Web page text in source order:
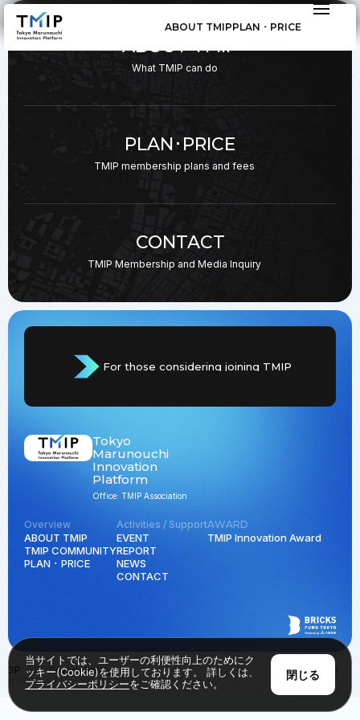
ABOUT TMIPPLAN ･ PRICE
ABOUT TMIP
What TMIP can do
PLAN･PRICE
TMIP membership plans and fees
CONTACT
TMIP Membership and Media Inquiry
For those considering joining TMIP
Tokyo
Marunouchi
Innovation
Platform
Office: TMIP Association
Overview
ABOUT TMIP
TMIP COMMUNITY
PLAN ･ PRICE
Activities / Support
EVENT
REPORT
NEWS
CONTACT
AWARD
TMIP Innovation Award
JP ENPrivacy Policy
© Tokyo Marunouchi Innovation Platform all rights reserved.
Back to Top
当サイトでは、ユーザーの利便性向上のためにク
ッキー(Cookie)を使用しております。 詳しくは、
プライバシーポリシーをご確認ください。
閉じる